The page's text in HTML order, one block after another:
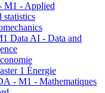
M1 - Applied
statistics
Data AI - Data and
1 Énergie
- M1 - Mathematiques